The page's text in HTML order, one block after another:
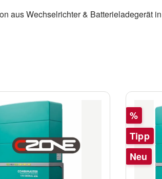
aus Wechselrichter & Batterieladegerät
Rabatt
%
Tipp
Neu